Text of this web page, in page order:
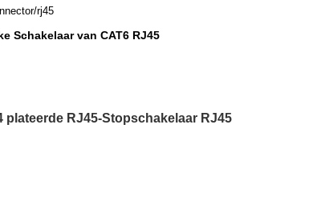
rj45
Schakelaar van CAT6 RJ45
plateerde RJ45-Stopschakelaar RJ45